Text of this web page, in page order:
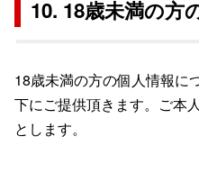
10. 18歳未満の方
18歳未満の方の個人情報に
下にご提供頂きます。ご本
とします。